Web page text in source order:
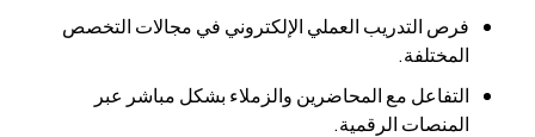
فرص التدريب العملي الإلكتروني في مجالات التخصص
المختلفة.
التفاعل مع المحاضرين والزملاء بشكل مباشر عبر
المنصات الرقمية.